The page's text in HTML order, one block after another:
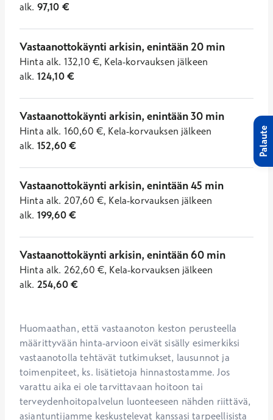
alk. 97,10 €
Vastaanottokäynti arkisin, enintään 20 min
Hinta alk. 132,10 €, Kela-korvauksen jälkeen
alk. 124,10€
Vastaanottokäynti arkisin, enintään 30 min
Hinta alk. 160,60 €, Kela-korvauksen jälkeen
alk. 152,60€
Vastaanottokäynti arkisin, enintään 45 min
Hinta alk. 207,60 €, Kela-korvauksen jälkeen
alk. 199,60€
Vastaanottokäynti arkisin, enintään 60 min
Hinta alk. 262,60 €, Kela-korvauksen jälkeen
alk. 254,60€
Huomaathan, että vastaanoton keston perusteella
määrittyvään hinta-arvioon eivät sisälly esimerkiksi
vastaanotolla tehtävät tutkimukset, lausunnot ja
toimenpiteet, ks. lisätietoja hinnastostamme. Jos
varattu aika ei ole tarvittavaan hoitoon tai
terveydenhoitopalvelun luonteeseen nähden riittävä,
asiantuntijamme keskustelevat kanssasi tarpeellisista
Palaute